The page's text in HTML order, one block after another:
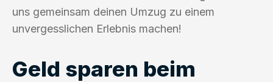
uns gemeinsam deinen Umzug zu einem
unvergesslichen Erlebnis machen!
Geld sparen beim